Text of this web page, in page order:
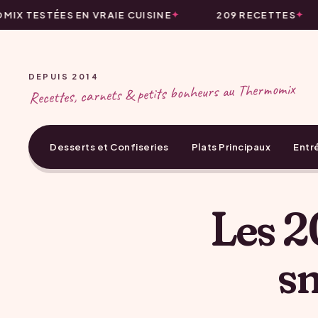
TESTÉES EN VRAIE CUISINE 209 RECETTES
DEPUIS 2014
Recettes, carnets & petits bonheurs au Thermomix
Desserts et Confiseries Plats Principaux
Les